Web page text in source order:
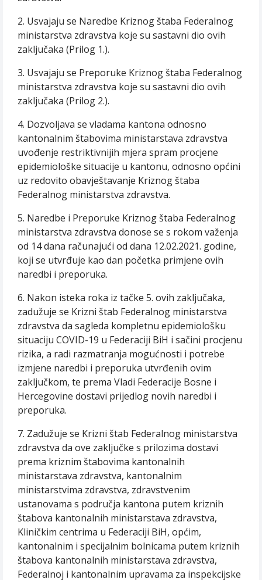
2. Usvajaju se Naredbe Kriznog štaba Federalnog
ministarstva zdravstva koje su sastavni dio ovih
zaključaka (Prilog 1.).
3. Usvajaju se Preporuke Kriznog štaba Federalnog
ministarstva zdravstva koje su sastavni dio ovih
zaključaka (Prilog 2.).
4. Dozvoljava se vladama kantona odnosno
kantonalnim štabovima ministarstava zdravstva
uvođenje restriktivnijih mjera spram procjene
epidemiološke situacije u kantonu, odnosno općini
uz redovito obavještavanje Kriznog štaba
Federalnog ministarstva zdravstva.
5. Naredbe i Preporuke Kriznog štaba Federalnog
ministarstva zdravstva donose se s rokom važenja
od 14 dana računajući od dana 12.02.2021. godine,
koji se utvrđuje kao dan početka primjene ovih
naredbi i preporuka.
6. Nakon isteka roka iz tačke 5. ovih zaključaka,
zadužuje se Krizni štab Federalnog ministarstva
zdravstva da sagleda kompletnu epidemiološku
situaciju COVID-19 u Federaciji BiH i sačini procjenu
rizika, a radi razmatranja mogućnosti i potrebe
izmjene naredbi i preporuka utvrđenih ovim
zaključkom, te prema Vladi Federacije Bosne i
Hercegovine dostavi prijedlog novih naredbi i
preporuka.
7. Zadužuje se Krizni štab Federalnog ministarstva
zdravstva da ove zaključke s prilozima dostavi
prema kriznim štabovima kantonalnih
ministarstava zdravstva, kantonalnim
ministarstvima zdravstva, zdravstvenim
ustanovama s područja kantona putem kriznih
štabova kantonalnih ministarstava zdravstva,
Kliničkim centrima u Federaciji BiH, općim,
kantonalnim i specijalnim bolnicama putem kriznih
štabova kantonalnih ministarstava zdravstva,
Federalnoj i kantonalnim upravama za inspekcijske